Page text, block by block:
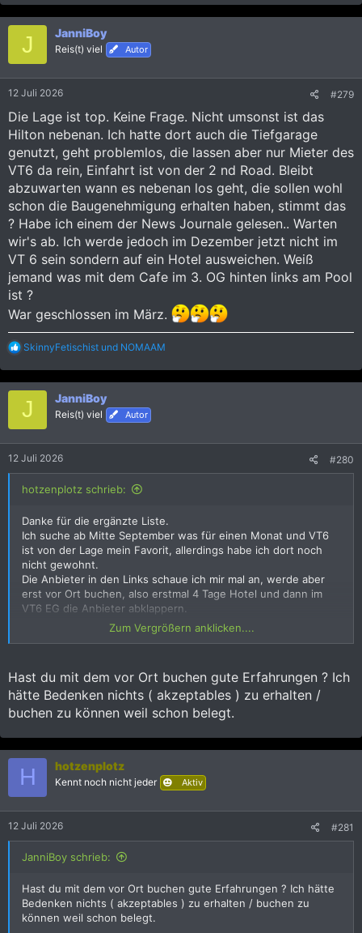
a
k
i
n
J JanniBoy
Reis(t) viel Autor
12 Juli 2026 #279
Die Lage ist top. Keine Frage. Nicht umsonst ist das
Hilton nebenan. Ich hatte dort auch die Tiefgarage
genutzt, geht problemlos, die lassen aber nur Mieter des
VT6 da rein, Einfahrt ist von der 2 nd Road. Bleibt
abzuwarten wann es nebenan los geht, die sollen wohl
schon die Baugenehmigung erhalten haben, stimmt das
? Habe ich einem der News Journale gelesen.. Warten
wir's ab. Ich werde jedoch im Dezember jetzt nicht im
VT 6 sein sondern auf ein Hotel ausweichen. Weiß
jemand was mit dem Cafe im 3. OG hinten links am Pool
ist ?
War geschlossen im März.
R
a
k
i
n
:
SkinnyFetischist und NOMAAM
J JanniBoy
Reis(t) viel Autor
12 Juli 2026 #280
hotzenplotz schrieb:
Danke für die ergänzte Liste.
Ich suche ab Mitte September was für einen Monat und VT6
ist von der Lage mein Favorit, allerdings habe ich dort noch
nicht gewohnt.
Die Anbieter in den Links schaue ich mir mal an, werde aber
erst vor Ort buchen, also erstmal 4 Tage Hotel und dann im
VT6 EG die Anbieter abklappern.
Mir wäre wichtig, das man im Zimmer möglichst keinen Lärm
bemerkbar machen. Darum ist mir eine Besichtigung vor Ort
wichtig.
Zum Vergrößern anklicken....
Hast du mit dem vor Ort buchen gute Erfahrungen ? Ich
hätte Bedenken nichts ( akzeptables ) zu erhalten /
buchen zu können weil schon belegt.
H hotzenplotz
Kennt noch nicht jeder Aktiv
12 Juli 2026 #281
JanniBoy schrieb:
Hast du mit dem vor Ort buchen gute Erfahrungen ? Ich hätte
Bedenken nichts ( akzeptables ) zu erhalten / buchen zu
können weil schon belegt.